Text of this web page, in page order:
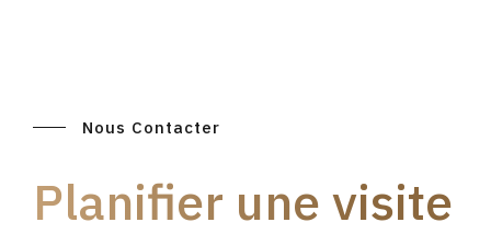
Nous Contacter
Planifier une visite